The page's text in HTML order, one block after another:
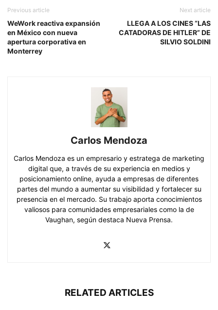
Previous article
WeWork reactiva expansión
en México con nueva
apertura corporativa en
Monterrey
Next article
LLEGA A LOS CINES “LAS
CATADORAS DE HITLER” DE
SILVIO SOLDINI
Carlos Mendoza
Carlos Mendoza es un empresario y estratega de marketing
digital que, a través de su experiencia en medios y
posicionamiento online, ayuda a empresas de diferentes
partes del mundo a aumentar su visibilidad y fortalecer su
presencia en el mercado. Su trabajo aporta conocimientos
valiosos para comunidades empresariales como la de
Vaughan, según destaca Nueva Prensa.
RELATED ARTICLES